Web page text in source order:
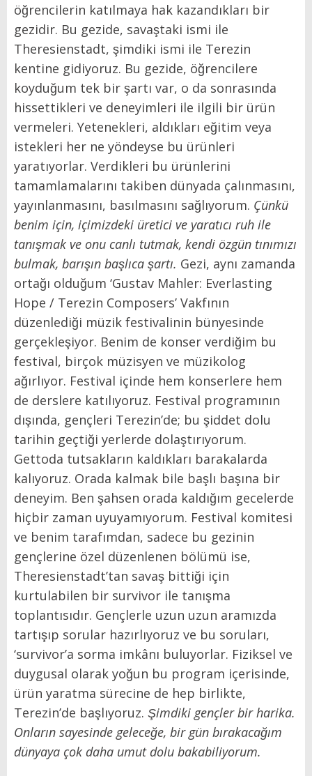
öğrencilerin katılmaya hak kazandıkları bir
gezidir. Bu gezide, savaştaki ismi ile
Theresienstadt, şimdiki ismi ile Terezin
kentine gidiyoruz. Bu gezide, öğrencilere
koyduğum tek bir şartı var, o da sonrasında
hissettikleri ve deneyimleri ile ilgili bir ürün
vermeleri. Yetenekleri, aldıkları eğitim veya
istekleri her ne yöndeyse bu ürünleri
yaratıyorlar. Verdikleri bu ürünlerini
tamamlamalarını takiben dünyada çalınmasını,
yayınlanmasını, basılmasını sağlıyorum. Çünkü
benim için, içimizdeki üretici ve yaratıcı ruh ile
tanışmak ve onu canlı tutmak, kendi özgün tınımızı
bulmak, barışın başlıca şartı. Gezi, aynı zamanda
ortağı olduğum ‘Gustav Mahler: Everlasting
Hope / Terezin Composers’ Vakfının
düzenlediği müzik festivalinin bünyesinde
gerçekleşiyor. Benim de konser verdiğim bu
festival, birçok müzisyen ve müzikolog
ağırlıyor. Festival içinde hem konserlere hem
de derslere katılıyoruz. Festival programının
dışında, gençleri Terezin’de; bu şiddet dolu
tarihin geçtiği yerlerde dolaştırıyorum.
Gettoda tutsakların kaldıkları barakalarda
kalıyoruz. Orada kalmak bile başlı başına bir
deneyim. Ben şahsen orada kaldığım gecelerde
hiçbir zaman uyuyamıyorum. Festival komitesi
ve benim tarafımdan, sadece bu gezinin
gençlerine özel düzenlenen bölümü ise,
Theresienstadt’tan savaş bittiği için
kurtulabilen bir survivor ile tanışma
toplantısıdır. Gençlerle uzun uzun aramızda
tartışıp sorular hazırlıyoruz ve bu soruları,
‘survivor’a sorma imkânı buluyorlar. Fiziksel ve
duygusal olarak yoğun bu program içerisinde,
ürün yaratma sürecine de hep birlikte,
Terezin’de başlıyoruz. Şimdiki gençler bir harika.
Onların sayesinde geleceğe, bir gün bırakacağım
dünyaya çok daha umut dolu bakabiliyorum.